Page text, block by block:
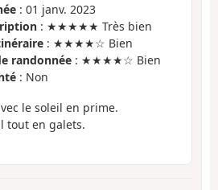
: 01 janv. 2023
: ★★★★★ Très bien
: ★★★★☆ Bien
randonnée : ★★★★☆ Bien
: Non
le soleil en prime.
tout en galets.